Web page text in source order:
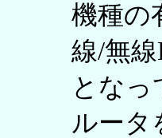
機種の
線/無
とな
ルータ